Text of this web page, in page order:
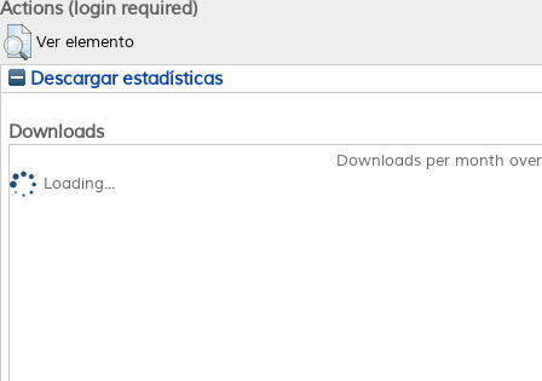
Actions (login required)
Ver elemento
Descargar estadísticas
Downloads
Downloads per month
Loading...